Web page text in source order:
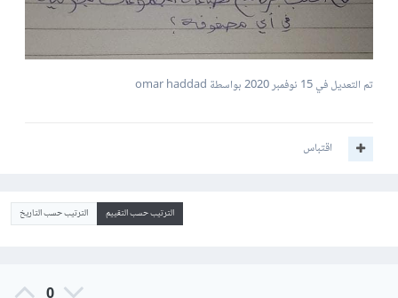
تم التعديل في15 نوفمبر 2020 بواسطة omar haddad
اقتباس
الترتيب حسب التقييم الترتيب حسب التاريخ